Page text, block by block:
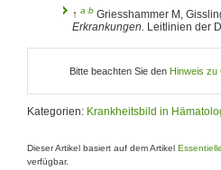
↑ a b Griesshammer M,
Erkrankungen. Leitlinien der
Bitte beachten Sie den Hinweis zu
Kategorien: Krankheitsbild in
Dieser Artikel basiert auf dem Artikel
verfügbar.